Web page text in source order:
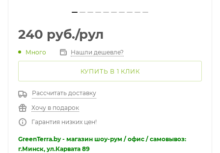
240 руб./рул
Много Нашли дешевле?
КУПИТЬ В 1 КЛИК
Рассчитать доставку
Хочу в подарок
Гарантия низких цен!
GreenTerra.by - магазин шоу-рум / офис / самовывоз:
г.Минск, ул.Карвата 89